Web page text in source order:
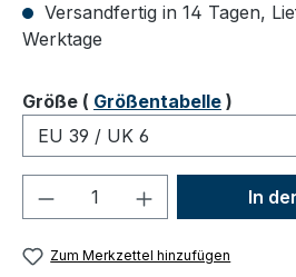
Versandfertig in 14 Tagen,
Werktage
Größeauswählen
( Größentabelle )
Produkt Anzahl: Gib
In
Zum Merkzettel hinzufügen